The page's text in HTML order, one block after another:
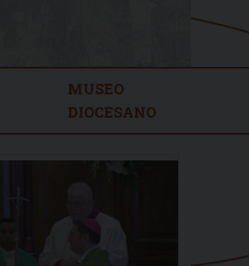
MUSEO
DIOCESANO